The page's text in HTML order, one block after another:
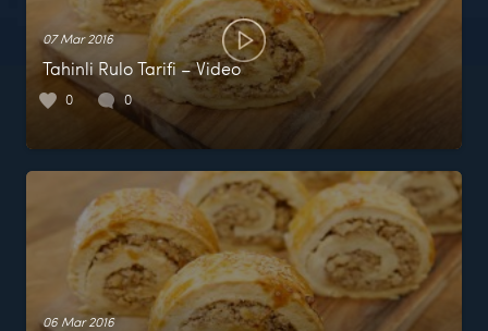
07 Mar 2016
Tahinli Rulo Tarifi – Video
0 0
06 Mar 2016